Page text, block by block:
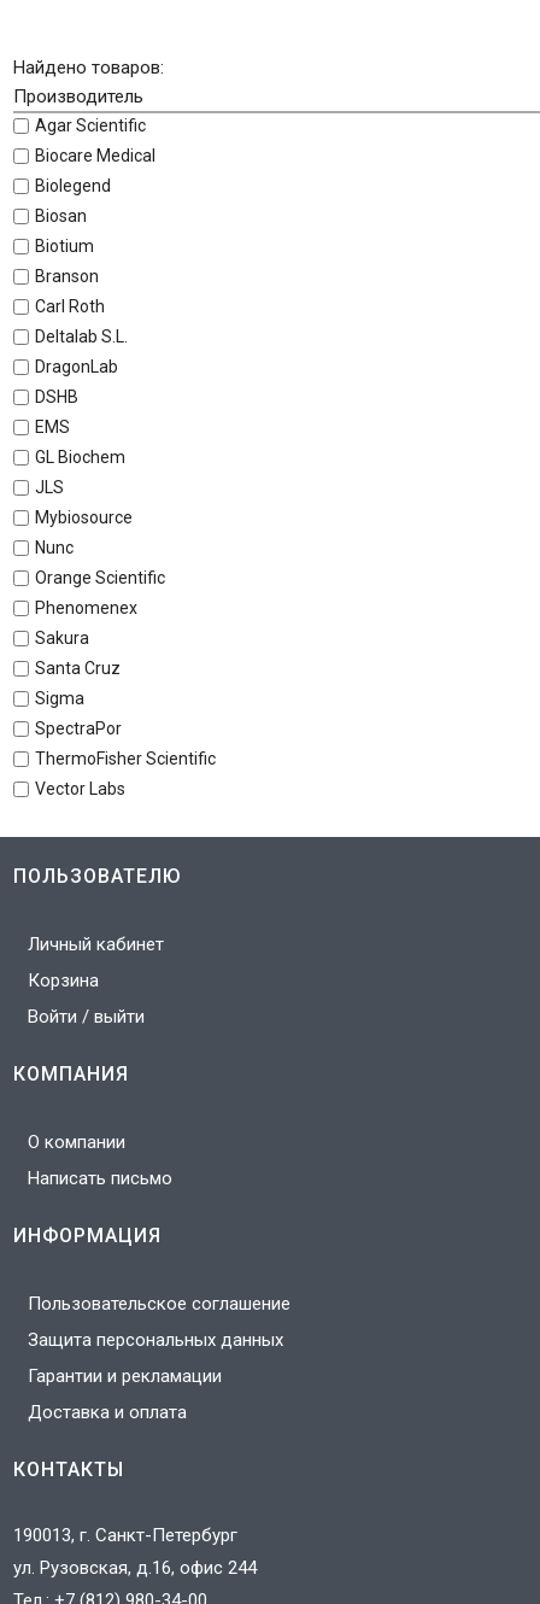
Найдено товаров:
Производитель
Agar Scientific
Biocare Medical
Biolegend
Biosan
Biotium
Branson
Carl Roth
Deltalab S.L.
DragonLab
DSHB
EMS
GL Biochem
JLS
Mybiosource
Nunc
Orange Scientific
Phenomenex
Sakura
Santa Cruz
Sigma
SpectraPor
ThermoFisher Scientific
Vector Labs
ПОЛЬЗОВАТЕЛЮ
Личный кабинет
Корзина
Войти / выйти
КОМПАНИЯ
О компании
Написать письмо
ИНФОРМАЦИЯ
Пользовательское соглашение
Защита персональных данных
Гарантии и рекламации
Доставка и оплата
КОНТАКТЫ
190013, г. Санкт-Петербург
ул. Рузовская, д.16, офис 244